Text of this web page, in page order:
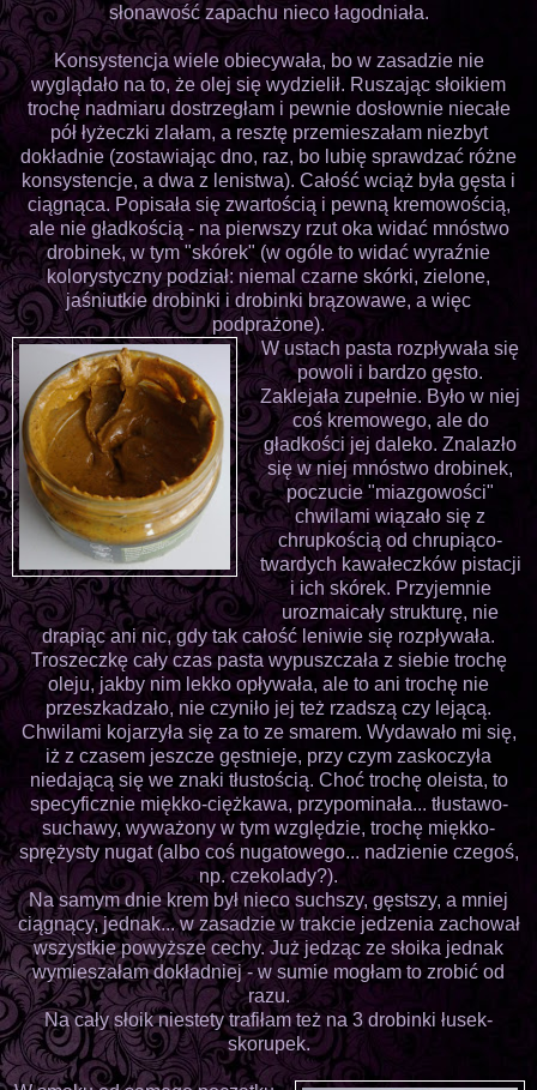
słonawość zapachu nieco łagodniała.
Konsystencja wiele obiecywała, bo w zasadzie nie
wyglądało na to, że olej się wydzielił. Ruszając słoikiem
trochę nadmiaru dostrzegłam i pewnie dosłownie niecałe
pół łyżeczki zlałam, a resztę przemieszałam niezbyt
dokładnie (zostawiając dno, raz, bo lubię sprawdzać różne
konsystencje, a dwa z lenistwa). Całość wciąż była gęsta i
ciągnąca. Popisała się zwartością i pewną kremowością,
ale nie gładkością - na pierwszy rzut oka widać mnóstwo
drobinek, w tym "skórek" (w ogóle to widać wyraźnie
kolorystyczny podział: niemal czarne skórki, zielone,
jaśniutkie drobinki i drobinki brązowawe, a więc
podprażone).
W ustach pasta rozpływała się
powoli i bardzo gęsto.
Zaklejała zupełnie. Było w niej
coś kremowego, ale do
gładkości jej daleko. Znalazło
się w niej mnóstwo drobinek,
poczucie "miazgowości"
chwilami wiązało się z
chrupkością od chrupiąco-
twardych kawałeczków pistacji
i ich skórek. Przyjemnie
urozmaicały strukturę, nie
drapiąc ani nic, gdy tak całość leniwie się rozpływała.
Troszeczkę cały czas pasta wypuszczała z siebie trochę
oleju, jakby nim lekko opływała, ale to ani trochę nie
przeszkadzało, nie czyniło jej też rzadszą czy lejącą.
Chwilami kojarzyła się za to ze smarem. Wydawało mi się,
iż z czasem jeszcze gęstnieje, przy czym zaskoczyła
niedającą się we znaki tłustością. Choć trochę oleista, to
specyficznie miękko-ciężkawa, przypominała... tłustawo-
suchawy, wyważony w tym względzie, trochę miękko-
sprężysty nugat (albo coś nugatowego... nadzienie czegoś,
np. czekolady?).
Na samym dnie krem był nieco suchszy, gęstszy, a mniej
ciągnący, jednak... w zasadzie w trakcie jedzenia zachował
wszystkie powyższe cechy. Już jedząc ze słoika jednak
wymieszałam dokładniej - w sumie mogłam to zrobić od
razu.
Na cały słoik niestety trafiłam też na 3 drobinki łusek-
skorupek.